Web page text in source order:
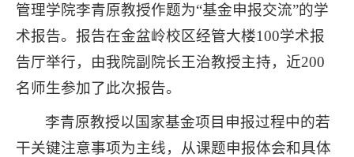
管理学院李青原教授作题为“基金申报交流”的学
术报告。报告在金盆岭校区经管大楼100学术报
告厅举行，由我院副院长王治教授主持，近200
名师生参加了此次报告。
李青原教授以国家基金项目申报过程中的若
干关键注意事项为主线，从课题申报体会和具体